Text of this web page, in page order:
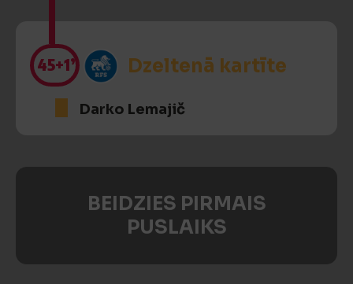
45+1’ Dzeltenā kartīte
Darko Lemajič
BEIDZIES PIRMAIS
PUSLAIKS